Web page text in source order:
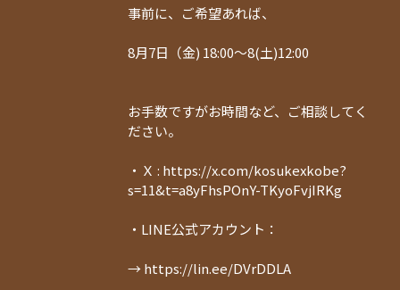
事前に、ご希望あれば、
8月7日（金) 18:00〜8(土)12:00
お手数ですがお時間など、ご相談してく
ださい。
・Ｘ : https://x.com/kosukexkobe?
s=11&t=a8yFhsPOnY-TKyoFvjIRKg
・LINE公式アカウント：
→ https://lin.ee/DVrDDLA